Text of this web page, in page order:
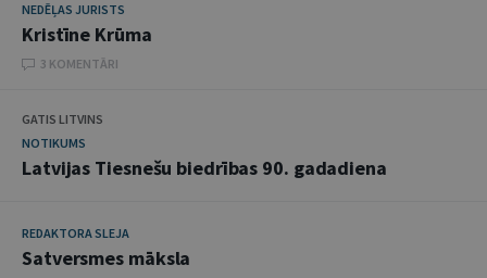
NEDĒĻAS JURISTS
Kristīne Krūma
3 KOMENTĀRI
GATIS LITVINS
NOTIKUMS
Latvijas Tiesnešu biedrības 90. gadadiena
REDAKTORA SLEJA
Satversmes māksla